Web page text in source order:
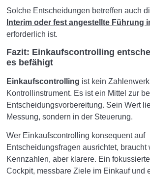
Solche Entscheidungen betreffen auch
Interim oder fest angestellte Führung
erforderlich ist.
Fazit: Einkaufscontrolling
es befähigt
Einkaufscontrolling ist kein
Kontrollinstrument. Es ist ein Mittel zur
Entscheidungsvorbereitung. Sein Wert
Messung, sondern in der Steuerung.
Wer Einkaufscontrolling konsequent auf
Entscheidungsfragen ausrichtet, braucht
Kennzahlen, aber klarere. Ein
Cockpit, messbare Ziele im Einkauf und